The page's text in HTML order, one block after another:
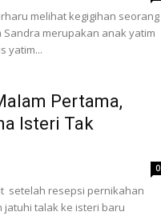
melihat kegigihan seorang
merupakan anak yatim
yatim...
Pertama,
Isteri Tak
0
setelah resepsi pernikahan
talak ke isteri baru